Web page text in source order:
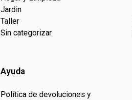
Jardin
Taller
Sin categorizar
Ayuda
Política de devoluciones y